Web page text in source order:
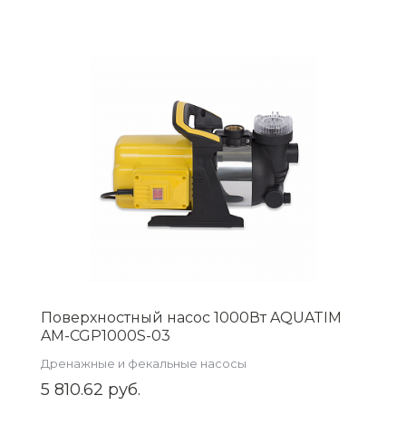
Поверхностный насос 1000Вт AQUATIM
AM-CGP1000S-03
Дренажные и фекальные насосы
5 810.62 руб.